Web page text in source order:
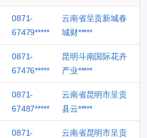
0871-
67479*****
云南省呈贡新城春
城财*****
0871-
67476*****
昆明斗南国际花卉
产业*****
0871-
67487*****
云南省昆明市呈贡
县云*****
0871-
云南省昆明市呈贡